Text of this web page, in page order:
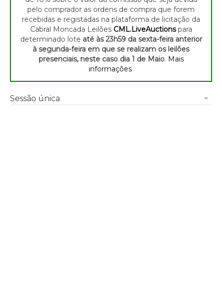
pelo comprador as ordens de compra que forem
recebidas e registadas na plataforma de licitação da
Cabral Moncada Leilões CML.LiveAuctionspara
determinado lote até às 23h59 da sexta-feira anterior
à segunda-feira em que se realizam os leilões
presenciais, neste caso dia 1 de Maio. Mais
informações
arrow_drop_down
Sessão única